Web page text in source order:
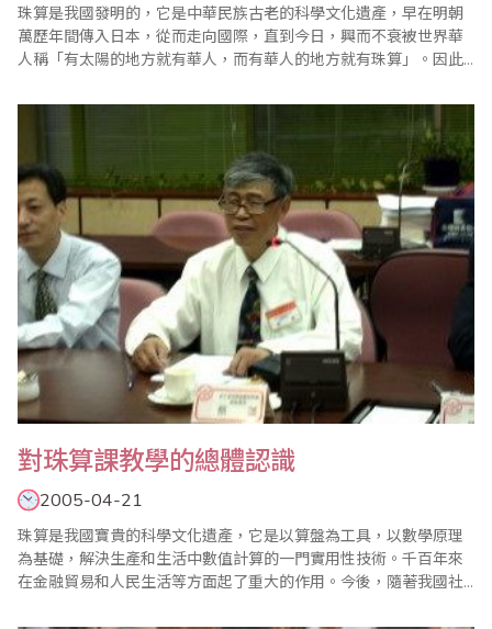
珠算是我國發明的，它是中華民族古老的科學文化遺產，早在明朝
萬歷年間傳入日本，從而走向國際，直到今日，興而不衰被世界華
人稱「有太陽的地方就有華人，而有華人的地方就有珠算」。因此
詞，據文字記載，早在東漢徐岳撰寫的＜數術記遺＞一書中就已提
到，至今已有近2000年的歷史，我國這一傳統珠算，加減用一上
一，二上二，……五十二句口訣，而乘除法則用九..
對珠算課教學的總體認識
2005-04-21
珠算是我國寶貴的科學文化遺產，它是以算盤為工具，以數學原理
為基礎，解決生產和生活中數值計算的一門實用性技術。千百年來
在金融貿易和人民生活等方面起了重大的作用。今後，隨著我國社